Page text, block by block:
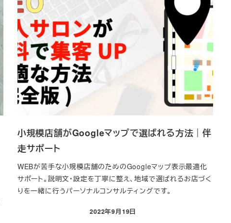
小規模店舗がGoogleマップで選ばれる方法｜伴
走サポート
WEBが苦手な小規模店舗のためのGoogleマップ表示最適化
サポート。説明文・設定を丁寧に整え、地域で選ばれるお店づく
りを一緒に行うパーソナルコンサルティングです。
投稿日
2022年9月19日